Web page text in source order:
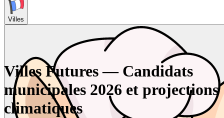
Villes
Villes Futures — Candidats
municipales 2026 et projections
climatiques